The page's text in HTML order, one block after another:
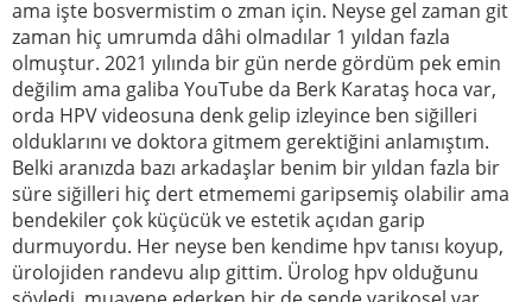
ama işte bosvermistim o zman için. Neyse gel zaman git
zaman hiç umrumda dâhi olmadılar 1 yıldan fazla
olmuştur. 2021 yılında bir gün nerde gördüm pek emin
değilim ama galiba YouTube da Berk Karataş hoca var,
orda HPV videosuna denk gelip izleyince ben siğilleri
olduklarını ve doktora gitmem gerektiğini anlamıştım.
Belki aranızda bazı arkadaşlar benim bir yıldan fazla bir
süre siğilleri hiç dert etmememi garipsemiş olabilir ama
bendekiler çok küçücük ve estetik açıdan garip
durmuyordu. Her neyse ben kendime hpv tanısı koyup,
ürolojiden randevu alıp gittim. Ürolog hpv olduğunu